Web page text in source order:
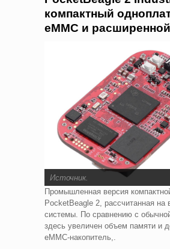
компактный
eMMC и
Источник.
Промышленная версия
PocketBeagle 2, рассчитанная на
системы. По сравнению с
здесь увеличен объем памяти и
eMMC-накопитель,.